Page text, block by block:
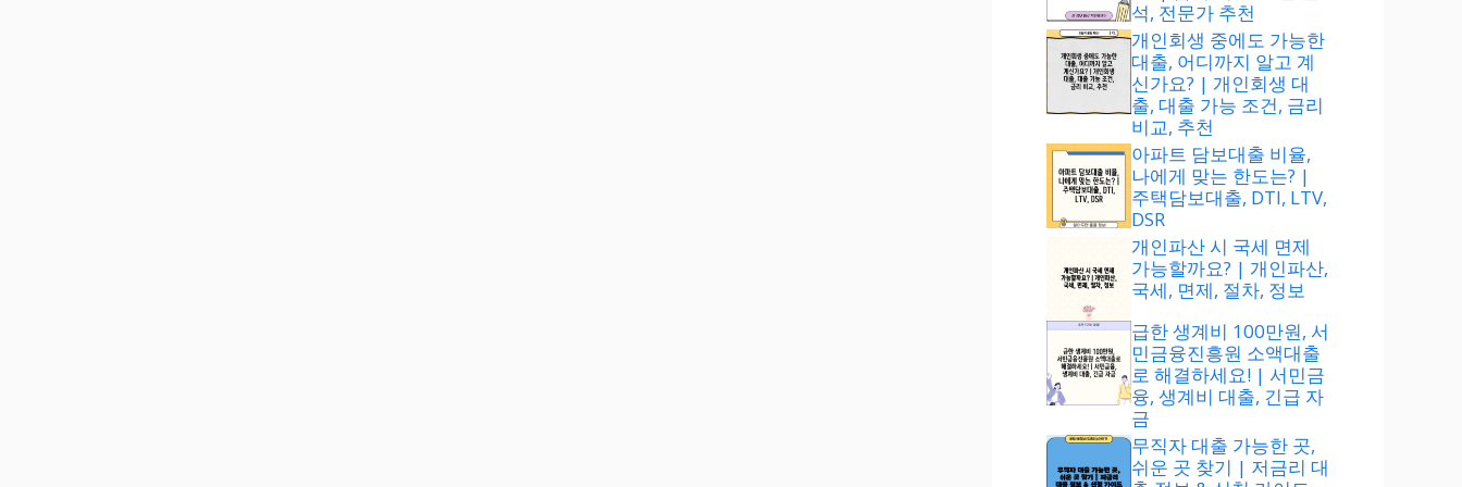
석, 전문가 추천
개인회생 중에도 가능한
대출, 어디까지 알고 계
신가요? | 개인회생 대
출, 대출 가능 조건, 금리
비교, 추천
아파트 담보대출 비율,
나에게 맞는 한도는? |
주택담보대출, DTI, LTV,
DSR
개인파산 시 국세 면제
가능할까요? | 개인파산,
국세, 면제, 절차, 정보
급한 생계비 100만원, 서
민금융진흥원 소액대출
로 해결하세요! | 서민금
융, 생계비 대출, 긴급 자
금
무직자 대출 가능한 곳,
쉬운 곳 찾기 | 저금리 대